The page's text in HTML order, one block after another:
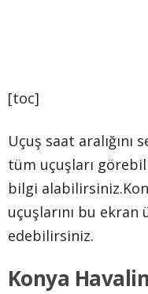
[toc]
Uçuş saat aralığını
tüm uçuşları
bilgi
uçuşlarını bu ekran
edebilirsiniz.
Konya